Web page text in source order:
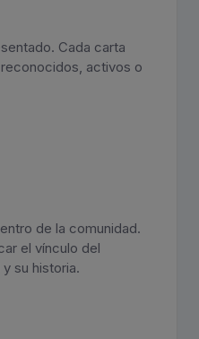
Cada carta
activos o
de la comunidad.
el vínculo del
su historia.